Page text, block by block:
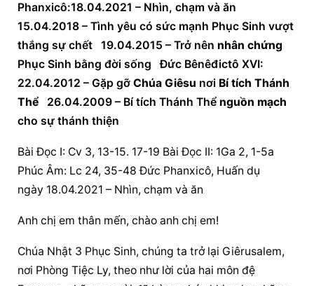
Phanxicô:18.04.2021 – Nhìn, chạm và ăn
15.04.2018 – Tình yêu có sức mạnh Phục Sinh vượt
thắng sự chết   19.04.2015 – Trở nên nhân chứng
Phục Sinh bằng đời sống   Đức Bênêđictô XVI:
22.04.2012 – Gặp gỡ Chúa Giêsu nơi Bí tích Thánh
Thể
   26.04.2009 –
Bí tích Thánh Thể nguồn mạch
cho sự thánh thiện
Bài Ðọc I: Cv 3, 13-15. 17-19 Bài Ðọc II: 1Ga 2, 1-5a
Phúc Âm: Lc 24, 35-48 Đức Phanxicô, Huấn dụ
ngày 18.04.2021 – Nhìn, chạm và ăn
Anh chị em thân mến, chào anh chị em!
Chúa Nhật 3 Phục Sinh, chúng ta trở lại Giêrusalem,
nơi Phòng Tiệc Ly, theo như lời của hai môn đệ